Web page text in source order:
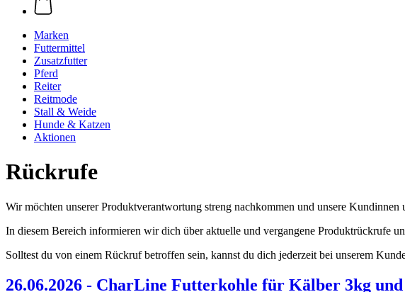
Marken
Futtermittel
Zusatzfutter
Pferd
Reiter
Reitmode
Stall & Weide
Hunde & Katzen
Aktionen
Rückrufe
Wir möchten unserer Produktverantwortung streng nachkommen und unsere
In diesem Bereich informieren wir dich über aktuelle und vergangene Produktrückrufe
Solltest du von einem Rückruf betroffen sein, kannst du dich jederzeit bei unserem
26.06.2026 - CharLine Futterkohle für Kälber 3kg und